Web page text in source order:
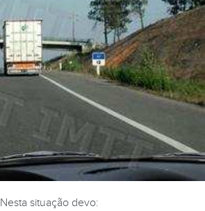
Nesta situação devo: